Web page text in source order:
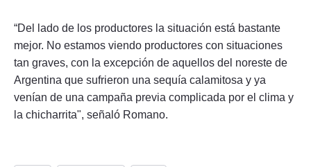
“Del lado de los productores la situación está bastante
mejor. No estamos viendo productores con situaciones
tan graves, con la excepción de aquellos del noreste de
Argentina que sufrieron una sequía calamitosa y ya
venían de una campaña previa complicada por el clima y
la chicharrita", señaló Romano.